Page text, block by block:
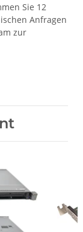
Sie 12
Anfragen
zur